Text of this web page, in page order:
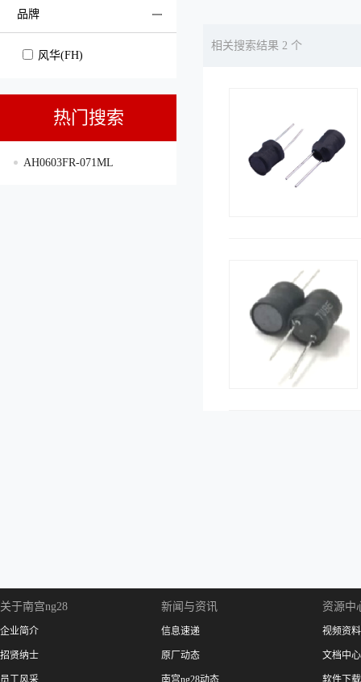
品牌
风华(FH)
热门搜索
AH0603FR-071ML
相关搜索结果 2 个
关于南宫ng28
企业简介
招贤纳士
员工风采
新闻与资讯
信息速递
原厂动态
南宫ng28动态
资源中
视频资料
文档中心
软件下载